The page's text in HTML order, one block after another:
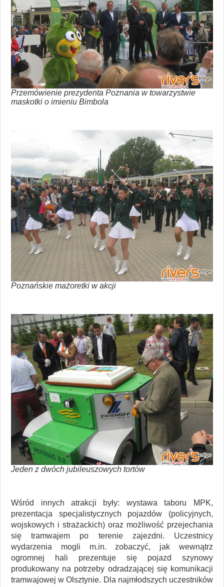
Przemówienie prezydenta Poznania w towarzystwie
maskotki o imieniu Bimbola
Poznańskie mażoretki w akcji
Jeden z dwóch jubileuszowych tortów
Wśród innych atrakcji były: wystawa taboru MPK,
prezentacja specjalistycznych pojazdów (policyjnych,
wojskowych i strażackich) oraz możliwość przejechania
się tramwajem po terenie zajezdni. Uczestnicy
wydarzenia mogli m.in. zobaczyć, jak wewnątrz
ogromnej hali prezentuje się pojazd szynowy
produkowany na potrzeby odradzającej się komunikacji
tramwajowej w Olsztynie. Dla najmłodszych uczestników